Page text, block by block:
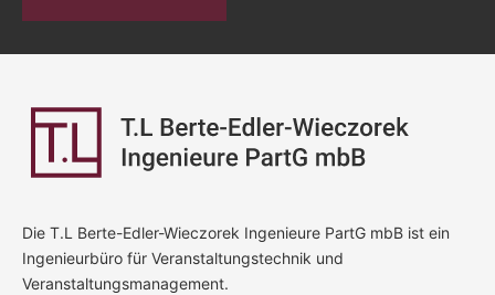
Die T.L Berte-Edler-Wieczorek Ingenieure PartG mbB ist ein
Ingenieurbüro für Veranstaltungstechnik und
Veranstaltungsmanagement.